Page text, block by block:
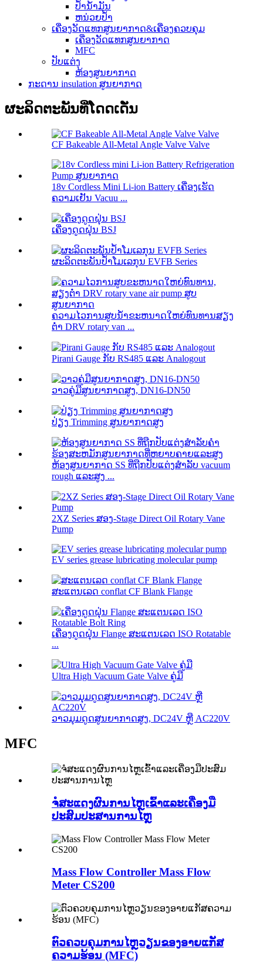
ປໍ້ານໍ້າມັນ
ຫນ່ວຍປ້ຳ
ເຄື່ອງວັດແທກສູນຍາກາດ&ເຄື່ອງຄວບຄຸມ
ເຄື່ອງວັດແທກສູນຍາກາດ
MFC
ປັບແຕ່ງ
ຫ້ອງສູນຍາກາດ
ກະ​ດານ insulation ສູນຍາກາດ
ຜະລິດຕະພັນທີ່ໂດດເດັ່ນ
CF Bakeable All-Metal Angle Valve Valve
18v Cordless Mini Li-ion Battery ເຄື່ອງເຮັດ
ຄວາມເຢັນ Vacuu ...
ເຄື່ອງດູດຝຸ່ນ BSJ
ຜະລິດຕະພັນປ້ຳໂມເລກຸນ EVFB Series
ຄວາມໄວການສູບນ້ໍາຂະຫນາດໃຫຍ່ທົນທານສຽງ
ຕ່ໍາ DRV rotary van ...
Pirani Gauge ກັບ RS485 ແລະ Analogout
ວາວຄູ່ມືສູນຍາກາດສູງ, DN16-DN50
ປ່ຽງ Trimming ສູນຍາກາດສູງ
ຫ້ອງສູນຍາກາດ SS ທີ່ຖືກປັບແຕ່ງສໍາລັບ vacuum
rough ແລະສູງ ...
2XZ Series ສອງ-Stage Direct Oil Rotary Vane
Pump
EV series grease lubricating molecular pump
ສະແຕນເລດ conflat CF Blank Flange
ເຄື່ອງດູດຝຸ່ນ Flange ສະແຕນເລດ ISO Rotatable
...
Ultra High Vacuum Gate Valve ຄູ່ມື
ວາວມຸມດູດສູນຍາກາດສູງ, DC24V ຫຼື AC220V
MFC
ຈໍສະແດງຜົນການໄຫຼເຂົ້າແລະເຄື່ອງມື
ປະສົມປະສານການໄຫຼ
Mass Flow Controller Mass Flow
Meter CS200
ຕົວຄວບຄຸມການໄຫຼວຽນຂອງອາຍແກັສ
ຄວາມຮ້ອນ (MFC)